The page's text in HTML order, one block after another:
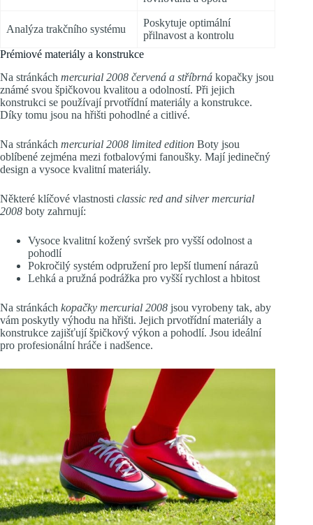
Analýza trakčního systému
Poskytuje optimální
přilnavost a kontrolu
Prémiové materiály a konstrukce
Na stránkách mercurial 2008 červená a stříbrná kopačky jsou
známé svou špičkovou kvalitou a odolností. Při jejich
konstrukci se používají prvotřídní materiály a konstrukce.
Díky tomu jsou na hřišti pohodlné a citlivé.
Na stránkách mercurial 2008 limited edition Boty jsou
oblíbené zejména mezi fotbalovými fanoušky. Mají jedinečný
design a vysoce kvalitní materiály.
Některé klíčové vlastnosti classic red and silver mercurial
2008 boty zahrnují:
Vysoce kvalitní kožený svršek pro vyšší odolnost a
pohodlí
Pokročilý systém odpružení pro lepší tlumení nárazů
Lehká a pružná podrážka pro vyšší rychlost a hbitost
Na stránkách kopačky mercurial 2008 jsou vyrobeny tak, aby
vám poskytly výhodu na hřišti. Jejich prvotřídní materiály a
konstrukce zajišťují špičkový výkon a pohodlí. Jsou ideální
pro profesionální hráče i nadšence.